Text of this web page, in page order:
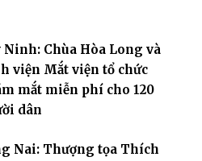
Ninh: Chùa Hòa Long và
viện Mắt viện tổ chức
mắt miễn phí cho 120
dân
Nai: Thượng tọa Thích